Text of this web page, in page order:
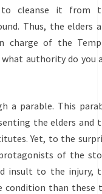
to cleanse it from
Thus, the elders
charge of the
what authority do you
a parable. This
the elders and
Yet, to the
of the
insult to the injury,
condition than these